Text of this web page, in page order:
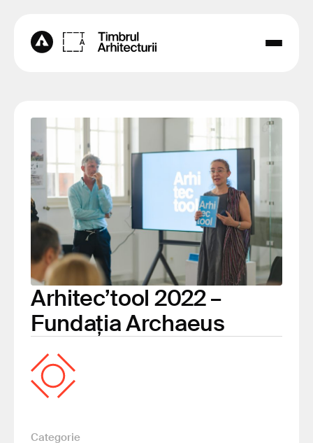
Arhitec’tool 2022 –
Fundația Archaeus
Categorie